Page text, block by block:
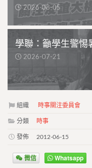
2026-08-05
學聯：籲學生警惕
2026-07-21
組織 時事關注委員會
分類 時事
發佈 2012-06-15
微信 Whatsapp